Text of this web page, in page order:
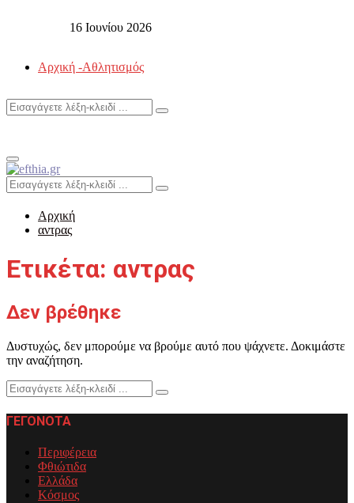
16 Ιουνίου 2026
Αρχική -Αθλητισμός
Search
Search
Primary
Menu
Search
for:
Search
Αρχική
αντρας
Ετικέτα: αντρας
Δεν βρέθηκε
Δυστυχώς, δεν μπορούμε να βρούμε αυτό που ψάχνετε. Δοκιμάστε
την αναζήτηση.
Search
for:
Search
ΓΕΓΟΝΟΤΑ
Περιφέρεια
Φθιώτιδα
Ελλάδα
Κόσμος